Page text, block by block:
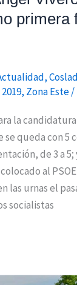
primera
,
, Zona Este/
la
queda con 5
de 3 a
al
las urnas el
socialistas